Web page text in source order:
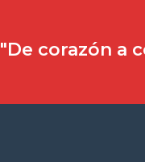
"De corazón a